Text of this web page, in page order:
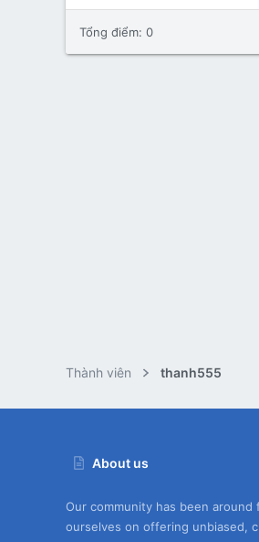
Tổng điểm: 0
Thành viên thanh555
About us
Our community has been around
ourselves on offering unbiased,